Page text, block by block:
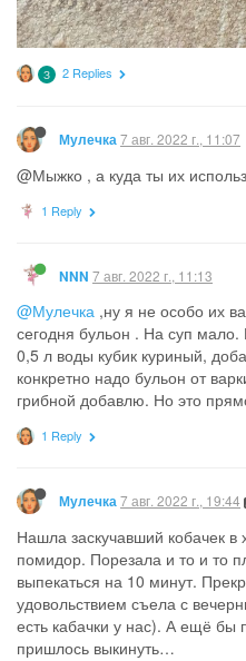
З 2 Replies
Мулечка7 авг. 2022 г., 11:07
@Мыжко , а куда ты их
1 Reply
NNN 7 авг. 2022 г., 11:13
@Мулечка ,ну я не особо их
сегодня бульон . На суп
0,5 л воды кубик куриный,
конкретно надо бульон от
грибной добавлю. Но это
1 Reply
Мулечка7 авг. 2022 г., 19:44
Нашла заскучавший кобачек в
помидор. Порезала и то и то
выпекаться на 10 минут.
удовольствием съела с
есть кабачки у нас). А ещё бы
пришлось выкинуть…